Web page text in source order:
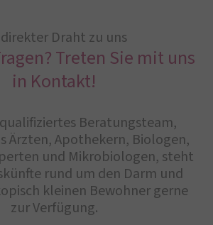
Draht zu uns
Treten Sie mit uns
in Kontakt!
Beratungsteam,
Ärzten, Apothekern, Biologen,
und Mikrobiologen, steht
rund um den Darm und
kleinen Bewohner gerne
zur Verfügung.